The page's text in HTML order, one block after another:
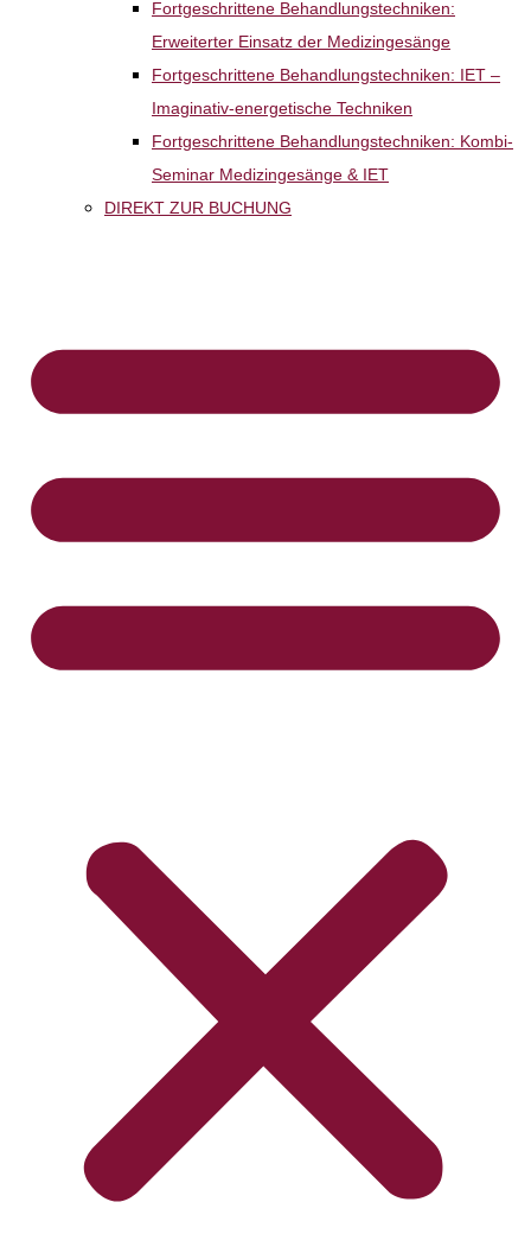
Fortgeschrittene Behandlungstechniken:
Erweiterter Einsatz der Medizingesänge
Fortgeschrittene Behandlungstechniken: IET –
Imaginativ-energetische Techniken
Fortgeschrittene Behandlungstechniken: Kombi-
Seminar Medizingesänge & IET
DIREKT ZUR BUCHUNG